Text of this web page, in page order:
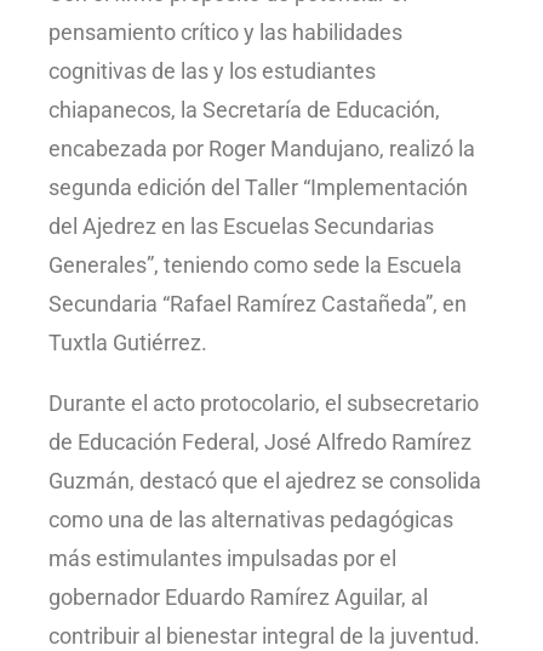
pensamiento crítico y las habilidades
cognitivas de las y los estudiantes
chiapanecos, la Secretaría de Educación,
encabezada por Roger Mandujano, realizó la
segunda edición del Taller “Implementación
del Ajedrez en las Escuelas Secundarias
Generales”, teniendo como sede la Escuela
Secundaria “Rafael Ramírez Castañeda”, en
Tuxtla Gutiérrez.
Durante el acto protocolario, el subsecretario
de Educación Federal, José Alfredo Ramírez
Guzmán, destacó que el ajedrez se consolida
como una de las alternativas pedagógicas
más estimulantes impulsadas por el
gobernador Eduardo Ramírez Aguilar, al
contribuir al bienestar integral de la juventud.